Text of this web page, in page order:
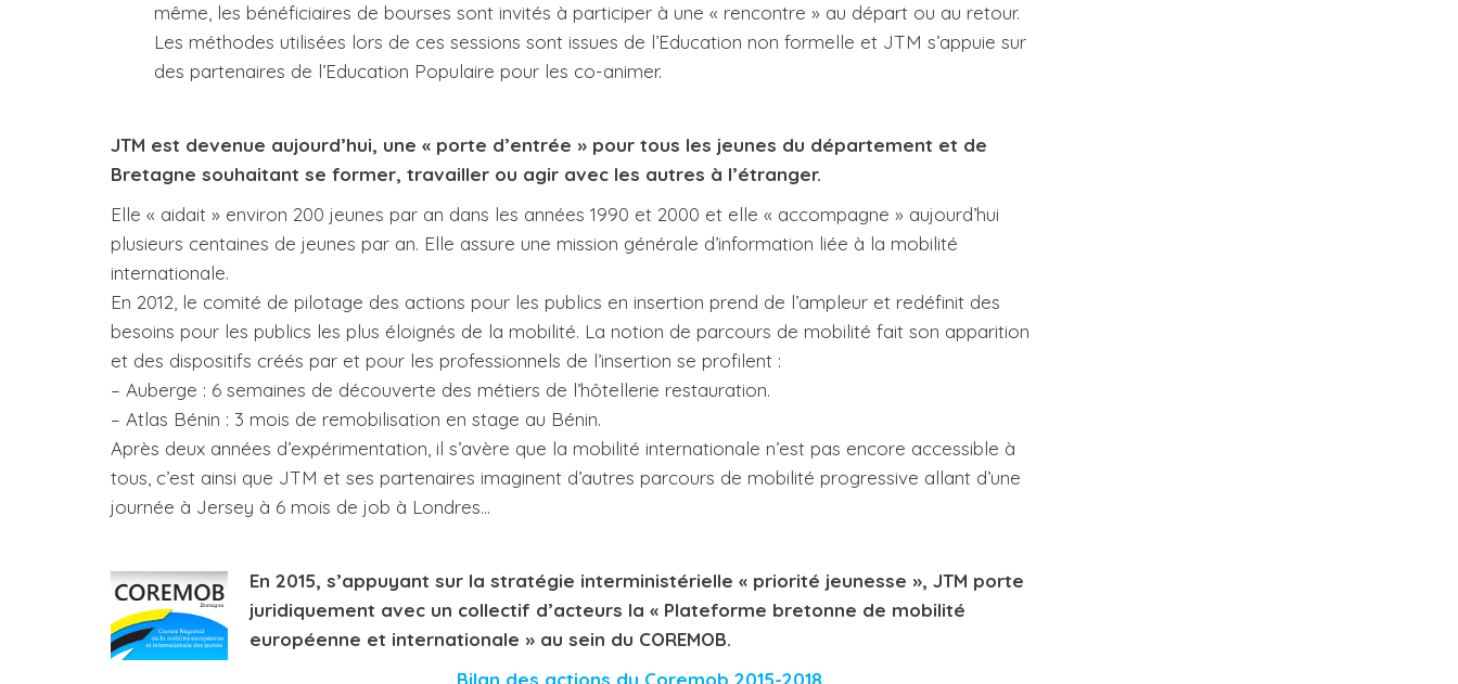
même, les bénéficiaires de bourses sont invités à participer à une « rencontre » au départ ou au retour.
Les méthodes utilisées lors de ces sessions sont issues de l’Education non formelle et JTM s’appuie sur
des partenaires de l’Education Populaire pour les co-animer.
JTM est devenue aujourd’hui, une « porte d’entrée » pour tous les jeunes du département et de
Bretagne souhaitant se former, travailler ou agir avec les autres à l’étranger.
Elle « aidait » environ 200 jeunes par an dans les années 1990 et 2000 et elle « accompagne » aujourd’hui
plusieurs centaines de jeunes par an. Elle assure une mission générale d’information liée à la mobilité
internationale.
En 2012, le comité de pilotage des actions pour les publics en insertion prend de l’ampleur et redéfinit des
besoins pour les publics les plus éloignés de la mobilité. La notion de parcours de mobilité fait son apparition
et des dispositifs créés par et pour les professionnels de l’insertion se profilent :
– Auberge : 6 semaines de découverte des métiers de l’hôtellerie restauration.
– Atlas Bénin : 3 mois de remobilisation en stage au Bénin.
Après deux années d’expérimentation, il s’avère que la mobilité internationale n’est pas encore accessible à
tous, c’est ainsi que JTM et ses partenaires imaginent d’autres parcours de mobilité progressive allant d’une
journée à Jersey à 6 mois de job à Londres…
En 2015, s’appuyant sur la stratégie interministérielle « priorité jeunesse », JTM porte
juridiquement avec un collectif d’acteurs la « Plateforme bretonne de mobilité
européenne et internationale » au sein du COREMOB.
Bilan des actions du Coremob 2015-2018